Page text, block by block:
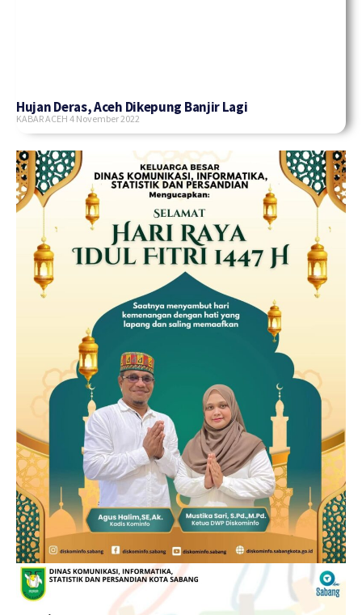
Hujan Deras, Aceh Dikepung Banjir Lagi
KABAR ACEH 4 November 2022